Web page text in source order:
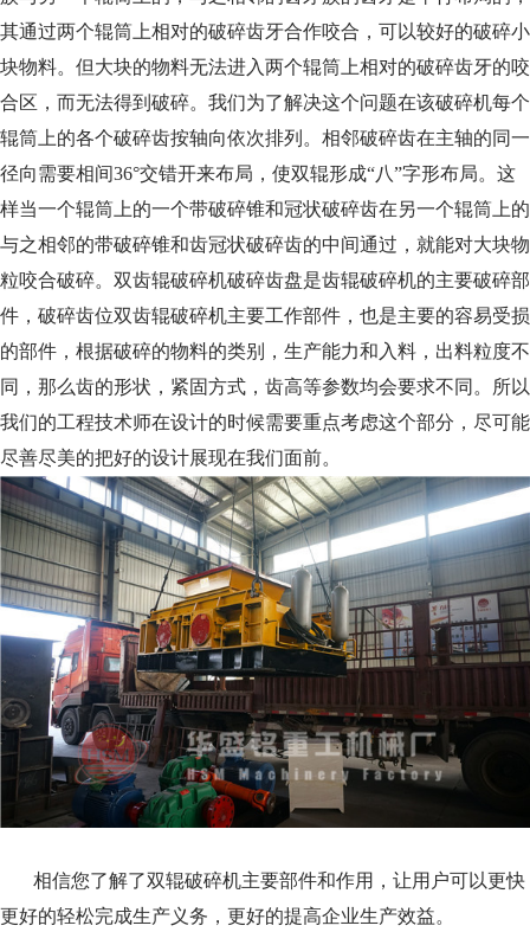
其通过两个辊筒上相对的破碎齿牙合作咬合，可以较好的破碎小
块物料。但大块的物料无法进入两个辊筒上相对的破碎齿牙的咬
合区，而无法得到破碎。我们为了解决这个问题在该破碎机每个
辊筒上的各个破碎齿按轴向依次排列。相邻破碎齿在主轴的同一
径向需要相间36°交错开来布局，使双辊形成“八”字形布局。这
样当一个辊筒上的一个带破碎锥和冠状破碎齿在另一个辊筒上的
与之相邻的带破碎锥和齿冠状破碎齿的中间通过，就能对大块物
粒咬合破碎。双齿辊破碎机破碎齿盘是齿辊破碎机的主要破碎部
件，破碎齿位双齿辊破碎机主要工作部件，也是主要的容易受损
的部件，根据破碎的物料的类别，生产能力和入料，出料粒度不
同，那么齿的形状，紧固方式，齿高等参数均会要求不同。所以
我们的工程技术师在设计的时候需要重点考虑这个部分，尽可能
尽善尽美的把好的设计展现在我们面前。
相信您了解了双辊破碎机主要部件和作用，让用户可以更快
更好的轻松完成生产义务，更好的提高企业生产效益。